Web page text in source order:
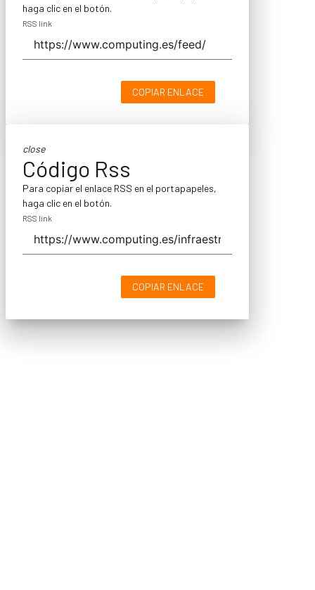
haga clic en el botón.
RSS link
COPIAR ENLACE
close
Código Rss
Para copiar el enlace RSS en el portapapeles,
haga clic en el botón.
RSS link
COPIAR ENLACE